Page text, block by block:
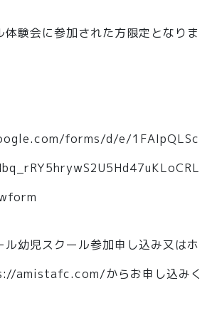
体験会に参加された方限定となりま
forms/d/e/1FAIpQLSc
ル幼児スクール参加申し込み又はホ
amistafc.com/からお申し込みく